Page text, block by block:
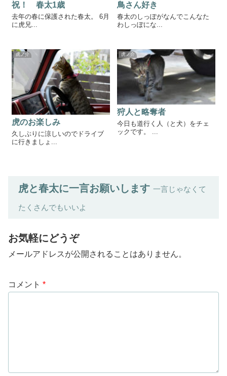
祝！ 春太1歳
去年の春に保護された春太。 6月
に虎兄...
鳥さん好き
春太のしっぽがなんでこんなた
わしっぽにな...
虎ノ介
虎のお楽しみ
久しぶりに涼しいのでドライブ
に行きましょ...
虎ノ介
狩人と略奪者
今日も道行く人（と犬）をチェ
ックです。 ...
虎と春太に一言お願いします 一言じゃなくて
たくさんでもいいよ
お気軽にどうぞ
メールアドレスが公開されることはありません。
コメント *